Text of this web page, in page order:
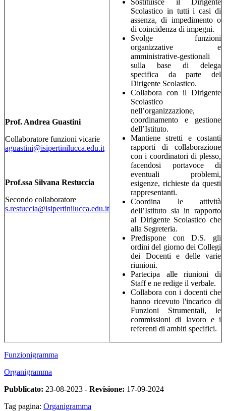
Prof. Andrea Guastini
Collaboratore funzioni vicarie
aguastini@isipertinilucca.edu.it
Prof.ssa Silvana Restuccia
Secondo collaboratore
s.restuccia@isipertinilucca.edu.it
Sostituisce il Dirigente
Scolastico in tutti i casi di
assenza, di impedimento o
di coincidenza di impegni.
Svolge funzioni
organizzative e
amministrative-gestionali
sulla base di delega
specifica da parte del
Dirigente Scolastico.
Collabora con il Dirigente
Scolastico
nell’organizzazione,
coordinamento e gestione
dell’Istituto.
Mantiene stretti e costanti
rapporti di collaborazione
con i coordinatori di plesso,
facendosi portavoce di
eventuali problemi,
esigenze, richieste da questi
rappresentanti.
Coordina le attività
dell’Istituto sia in rapporto
al Dirigente Scolastico che
alla Segreteria.
Predispone con D.S. gli
ordini del giorno dei Collegi
dei Docenti e delle varie
riunioni.
Partecipa alle riunioni di
Staff e ne redige il verbale.
Collabora con i docenti che
hanno ricevuto l'incarico di
Funzioni Strumentali, le
commissioni di lavoro e i
referenti di ambiti specifici.
Funzionigramma
Organigramma
Pubblicato: 23-08-2023 - Revisione: 17-09-2024
Tag pagina: Organigramma